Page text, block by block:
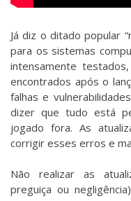
Já diz o ditado popular
para os sistemas
intensamente
encontrados após o
falhas e
dizer que tudo está
jogado fora. As
corrigir esses erros e
Não realizar as
preguiça ou